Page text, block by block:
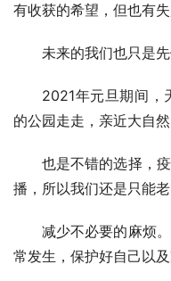
有收获的希望，但也有失
未来的我们也只是
2021年元旦期间，
的公园走走，亲近大自
也是不错的选择，
播，所以我们还是只能
减少不必要的麻烦
常发生，保护好自己以